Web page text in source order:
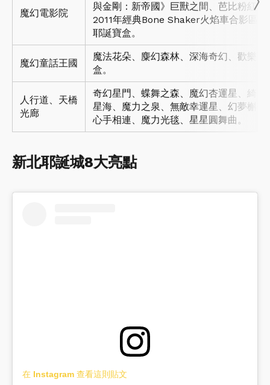
魔幻電影院
與金剛：新帝國》巨獸之間、芭比粉紅
2011年經典Bone Shaker火焰車合影區
耶誕寶盒。
魔幻童話王國
魔法花朵、麋幻森林、深海奇幻、歡樂
盒。
人行道、天橋
光廊
奇幻星門、蝶舞之森、魔幻杏運星、綺
星海、魔力之泉、無敵幸運星、幻夢槲
心手相連、魔力光毯、星星圓舞曲。
新北耶誕城8大亮點
在 Instagram 查看這則貼文